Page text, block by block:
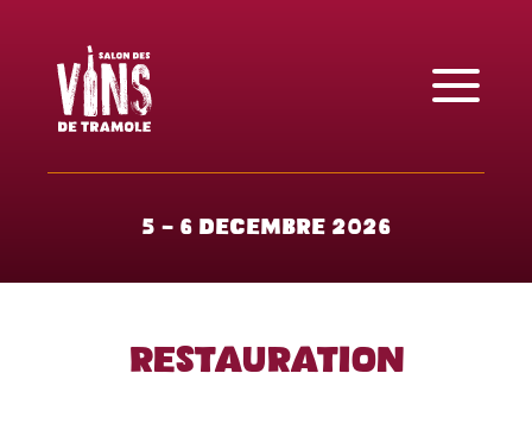
5 - 6 décembre 2026
Restauration